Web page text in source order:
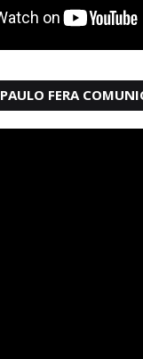
FERA